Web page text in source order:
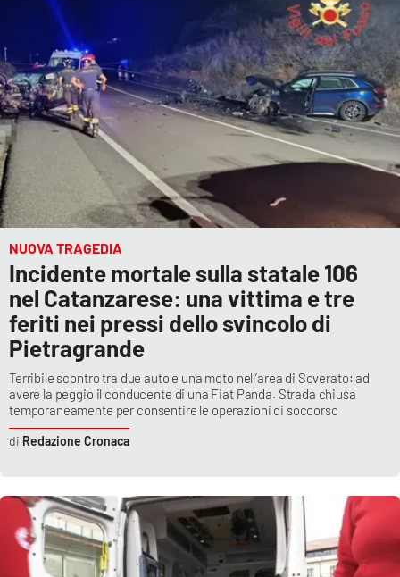
NUOVA TRAGEDIA
Incidente mortale sulla statale 106
nel Catanzarese: una vittima e tre
feriti nei pressi dello svincolo di
Pietragrande
Terribile scontro tra due auto e una moto nell’area di Soverato: ad
avere la peggio il conducente di una Fiat Panda. Strada chiusa
temporaneamente per consentire le operazioni di soccorso
Redazione Cronaca